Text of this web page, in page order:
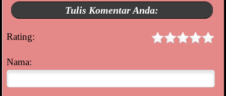
Tulis Komentar Anda:
Rating:
Nama: